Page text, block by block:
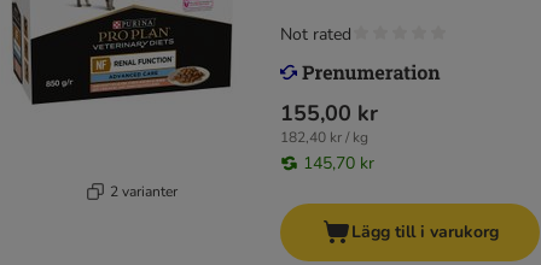
2 varianter
155,00 kr
182,40 kr / kg
145,70 kr
Not rated
Lägg till i varukorg